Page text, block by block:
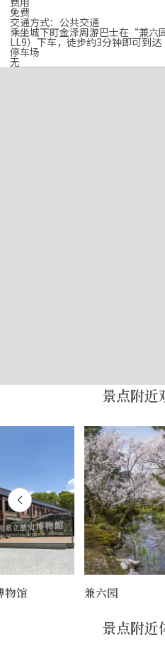
免费
交通方式：公共交通
乘坐城下町金泽周游巴士在“兼六
LL9）下车，徒步约3分钟即可到达
停车场
无
景点附近
物馆 兼六园
景点附近